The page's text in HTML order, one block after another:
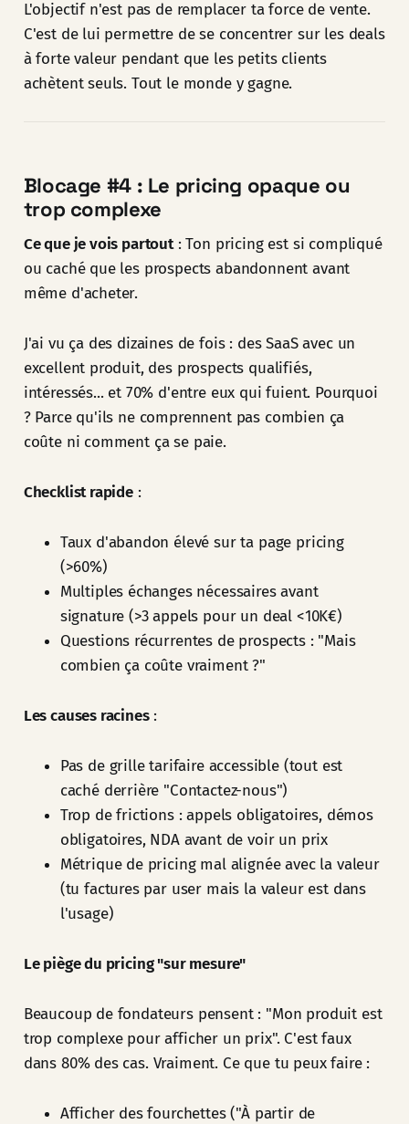
L'objectif n'est pas de remplacer ta force de vente.
C'est de lui permettre de se concentrer sur les deals
à forte valeur pendant que les petits clients
achètent seuls. Tout le monde y gagne.
Blocage #4 : Le pricing opaque ou
trop complexe
Ce que je vois partout: Ton pricing est si compliqué
ou caché que les prospects abandonnent avant
même d'acheter.
J'ai vu ça des dizaines de fois : des SaaS avec un
excellent produit, des prospects qualifiés,
intéressés... et 70% d'entre eux qui fuient. Pourquoi
? Parce qu'ils ne comprennent pas combien ça
coûte ni comment ça se paie.
Checklist rapide:
Taux d'abandon élevé sur ta page pricing
(>60%)
Multiples échanges nécessaires avant
signature (>3 appels pour un deal <10K€)
Questions récurrentes de prospects : "Mais
combien ça coûte vraiment ?"
Les causes racines:
Pas de grille tarifaire accessible (tout est
caché derrière "Contactez-nous")
Trop de frictions : appels obligatoires, démos
obligatoires, NDA avant de voir un prix
Métrique de pricing mal alignée avec la valeur
(tu factures par user mais la valeur est dans
l'usage)
Le piège du pricing "sur mesure"
Beaucoup de fondateurs pensent : "Mon produit est
trop complexe pour afficher un prix". C'est faux
dans 80% des cas. Vraiment. Ce que tu peux faire :
Afficher des fourchettes ("À partir de